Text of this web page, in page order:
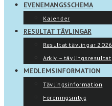
EVENEMANGSSCHEMA
Kalender
RESULTAT TÄVLINGAR
Resultat tävlingar 2026
Arkiv – tävlingsresultat
MEDLEMSINFORMATION
Tävlingsinformation
Föreningsintyg